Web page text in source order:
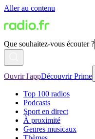
Aller au contenu
Que souhaitez-vous écouter ?
Ouvrir l'appDécouvrir Prime
Top 100 radios
Podcasts
Sport en direct
À proximité
Genres musicaux